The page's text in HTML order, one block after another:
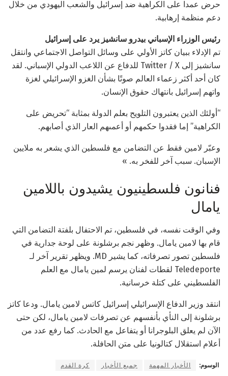
حرض عمدا على الكراهية ضد إسرائيل والشعب اليهودي من خلال
دعم منظمة إرهابية.
رئيس الوزراء الإسباني بيدرو سانشيز يرد على إسرائيل
تم الإدلاء ببيان كاتز الأولي على وسائل التواصل الاجتماعي وانتقل
سانشيز إلى Twitter / X للدفاع عن اللاعب الدولي الإسباني. لقد
كان أحد أكثر زعماء العالم صوتًا بشأن الغزو الإسرائيلي لغزة
واتهم إسرائيل بانتهاك حقوق الإنسان.
“أولئك الذين يعتبرون التلويح بعلم الدولة بمثابة “تحريض على
الكراهية” إما فقدوا حكمهم أو أعمىهم العار الذي أصابهم.
وعبّر لامين فقط عن التضامن مع فلسطين الذي يشعر به ملايين
الإسبان. سبب آخر للفخر به. »
فنانون فلسطينيون يشيدون باللامين
يامال
وفي الوقت نفسه، في فلسطين، تم الاحتفال بلفتة التضامن التي
قام بها لامين يامال. وظهر نجم برشلونة على لوحة جدارية في
فلسطين تصور تصرفاته، كما يشير MD. ويظهر تقرير آخر لـ
Teledeporte لقطات لفنان يرسم لمين يامال مع العلم
الفلسطيني على كتلة خرسانية.
انتقد وزير الدفاع الإسرائيلي إسرائيل كاتس لامين يامال. ودعا كاتز
برشلونة إلى النأي بأنفسهم عن تصرفات لامين يامال، لكن حتى
الآن لم يعلق البلوجرانا أو يتفاعل مع الحادث. كما رفع عدد من
أعلام استقلال كتالونيا على متن الحافلة.
الوسوم: الأخبار المهمة جميع الأخبار كرة القدم